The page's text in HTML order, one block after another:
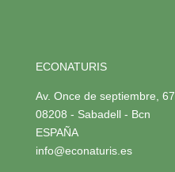
ECONATURIS
Av. Once de septiembre, 67
08208 - Sabadell - Bcn
ESPAÑA
info@econaturis.es